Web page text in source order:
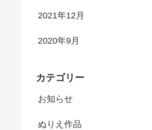
2021年12月
2020年9月
カテゴリー
お知らせ
ぬりえ作品